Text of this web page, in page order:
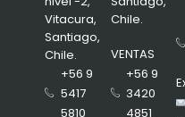
Vitacura,
Santiago,
Chile.
+56 9
5417
5810
Chile.
VENTAS
+56 9
3420
4851